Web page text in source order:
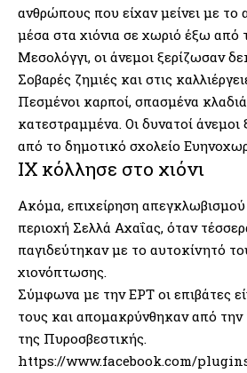
ανθρώπους που είχαν μείνει με το
μέσα στα χιόνια σε χωριό έξω από
Μεσολόγγι, οι άνεμοι ξερίζωσαν
Σοβαρές ζημιές και στις
Πεσμένοι καρποί, σπασμένα
κατεστραμμένα. Οι δυνατοί
από το δημοτικό σχολείο
ΙΧ κόλλησε στο χιόνι
Ακόμα, επιχείρηση
περιοχή Σελλά Αχαΐας, όταν
παγιδεύτηκαν με το αυτοκίνητό
χιονόπτωσης.
Σύμφωνα με την ΕΡΤ οι επιβάτες
τους και απομακρύνθηκαν από
της Πυροσβεστικής.
https://www.facebook.com/